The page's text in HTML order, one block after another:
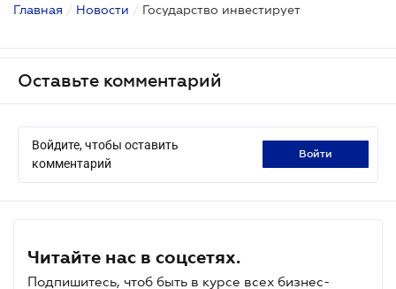
Главная / Новости / Государство инвестирует
Оставьте комментарий
Войдите, чтобы оставить
комментарий
войти
Читайте нас в соцсетях.
Подпишитесь, чтоб быть в курсе всех бизнес-